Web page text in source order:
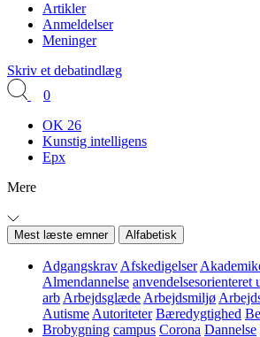
Artikler
Anmeldelser
Meninger
Skriv et debatindlæg
0
OK 26
Kunstig intelligens
Epx
Mere
Mest læste emner Alfabetisk
Adgangskrav Afskedigelser
Almendannelse anvendelsesorienteret
arb Arbejdsglæde Arbejdsmiljø
Autisme Autoriteter Bæredygtighed
Brobygning campus Corona Dannelse